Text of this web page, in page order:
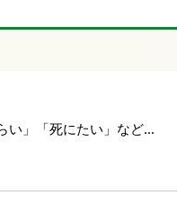
い」「死にたい」など…